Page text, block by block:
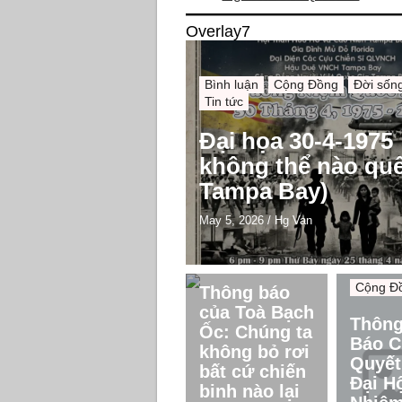
Overlay7
Bình luận Cộng Đồng
Đời
Tin tức
Đại họa 30-4-1975
không thể nào
Tampa Bay)
May 5, 2026/ Hg Van
Cộng Đồng
Thông báo
của Toà Bạch
Ốc: Chúng ta
không bỏ rơi
bất cứ chiến
binh nào lại
Cộng
Báo
Đại